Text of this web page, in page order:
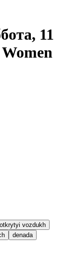
11
otkrytyi vozdukh
denada